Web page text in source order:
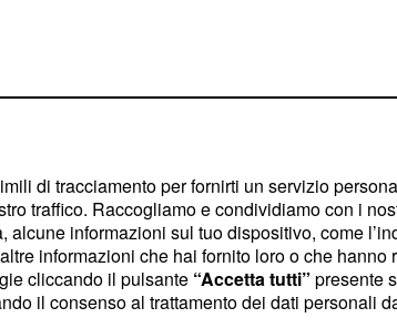
Boeri:
non
solo gli ultimidati
di tracciamento per fornirti un servizio
traffico. Raccogliamo e condividiamo con i
informazioni sul tuo dispositivo, come
informazioni che hai fornito loro o che
cliccando il pulsante “Accetta tutti” presente
il consenso al trattamento dei dati personali